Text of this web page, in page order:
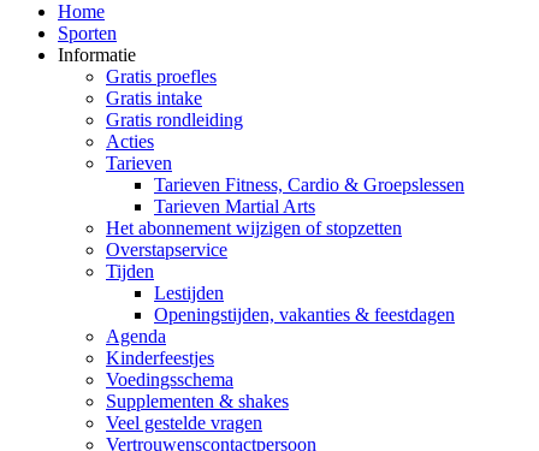
Home
Sporten
Informatie
Gratis proefles
Gratis intake
Gratis rondleiding
Acties
Tarieven
Tarieven Fitness, Cardio & Groepslessen
Tarieven Martial Arts
Het abonnement wijzigen of stopzetten
Overstapservice
Tijden
Lestijden
Openingstijden, vakanties & feestdagen
Agenda
Kinderfeestjes
Voedingsschema
Supplementen & shakes
Veel gestelde vragen
Vertrouwenscontactpersoon